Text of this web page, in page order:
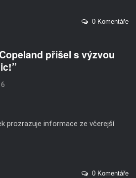
0 Komentáře
přišel s výzvou
prozrazuje informace ze včerejší
0 Komentáře